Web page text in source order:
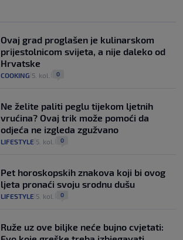
Ovaj grad proglašen je kulinarskom
prijestolnicom svijeta, a nije daleko od
Hrvatske
COOKING 5. kol. 0
Ne želite paliti peglu tijekom ljetnih
vrućina? Ovaj trik može pomoći da
odjeća ne izgleda zgužvano
LIFESTYLE 5. kol. 0
Pet horoskopskih znakova koji bi ovog
ljeta pronaći svoju srodnu dušu
LIFESTYLE 5. kol. 0
Ruže uz ove biljke neće bujno cvjetati: